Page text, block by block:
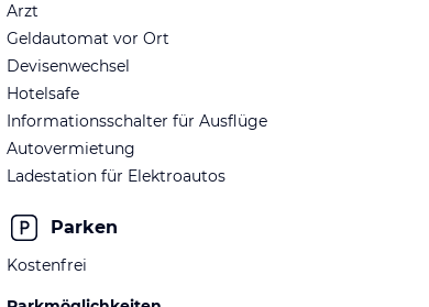
Arzt
Geldautomat vor Ort
Devisenwechsel
Hotelsafe
Informationsschalter für Ausflüge
Autovermietung
Ladestation für Elektroautos
Parken
Kostenfrei